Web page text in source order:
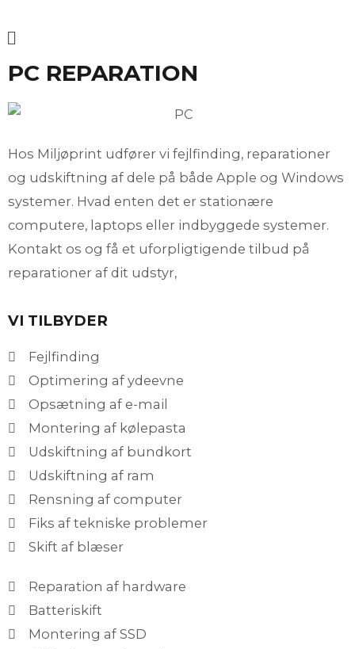
PC REPARATION
Hos Miljøprint udfører vi fejlfinding, reparationer
og udskiftning af dele på både Apple og Windows
systemer. Hvad enten det er stationære
computere, laptops eller indbyggede systemer.
Kontakt os og få et uforpligtigende tilbud på
reparationer af dit udstyr,
VI TILBYDER
Fejlfinding
Optimering af ydeevne
Opsætning af e-mail
Montering af kølepasta
Udskiftning af bundkort
Udskiftning af ram
Rensning af computer
Fiks af tekniske problemer
Skift af blæser
Reparation af hardware
Batteriskift
Montering af SSD